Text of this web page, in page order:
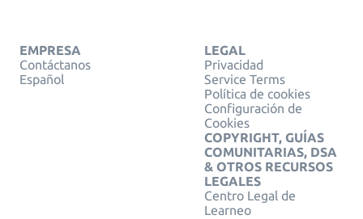
EMPRESA
Contáctanos
Español
LEGAL
Privacidad
Service Terms
Política de cookies
Configuración de
Cookies
COPYRIGHT, GUÍAS
COMUNITARIAS, DSA
& OTROS RECURSOS
LEGALES
Centro Legal de
Learneo